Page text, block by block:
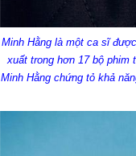
Minh Hằng là một ca sĩ
xuất trong hơn 17 bộ phim
Minh Hằng chứng tỏ khả